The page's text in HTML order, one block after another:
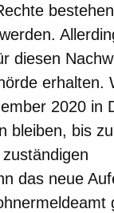
diesen
erhalten.
2020 in
bleiben, bis
das neue